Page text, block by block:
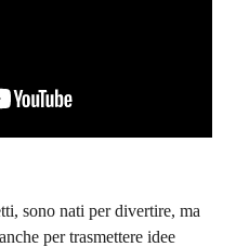
sono nati per divertire, ma
per trasmettere idee